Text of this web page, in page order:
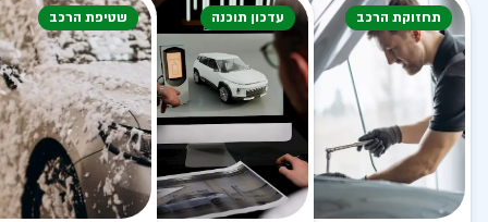
תחזוקת הרכב עדכון תוכנה שטיפת הרכב